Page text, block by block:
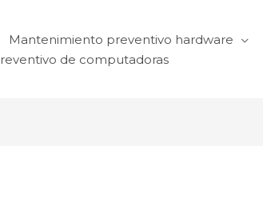
Mantenimiento preventivo hardware
de computadoras